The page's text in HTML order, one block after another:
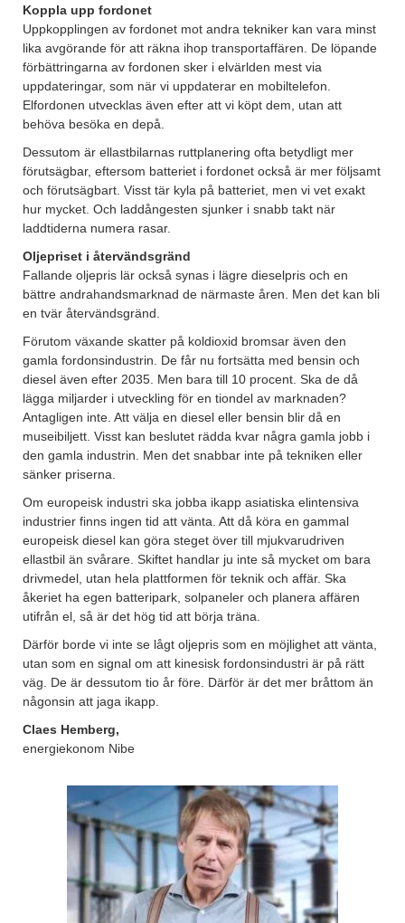
Koppla upp fordonet
Uppkopplingen av fordonet mot andra tekniker kan vara minst
lika avgörande för att räkna ihop transportaffären. De löpande
förbättringarna av fordonen sker i elvärlden mest via
uppdateringar, som när vi uppdaterar en mobiltelefon.
Elfordonen utvecklas även efter att vi köpt dem, utan att
behöva besöka en depå.
Dessutom är ellastbilarnas ruttplanering ofta betydligt mer
förutsägbar, eftersom batteriet i fordonet också är mer följsamt
och förutsägbart. Visst tär kyla på batteriet, men vi vet exakt
hur mycket. Och laddångesten sjunker i snabb takt när
laddtiderna numera rasar.
Oljepriset i återvändsgränd
Fallande oljepris lär också synas i lägre dieselpris och en
bättre andrahandsmarknad de närmaste åren. Men det kan bli
en tvär återvändsgränd.
Förutom växande skatter på koldioxid bromsar även den
gamla fordonsindustrin. De får nu fortsätta med bensin och
diesel även efter 2035. Men bara till 10 procent. Ska de då
lägga miljarder i utveckling för en tiondel av marknaden?
Antagligen inte. Att välja en diesel eller bensin blir då en
museibiljett. Visst kan beslutet rädda kvar några gamla jobb i
den gamla industrin. Men det snabbar inte på tekniken eller
sänker priserna.
Om europeisk industri ska jobba ikapp asiatiska elintensiva
industrier finns ingen tid att vänta. Att då köra en gammal
europeisk diesel kan göra steget över till mjukvarudriven
ellastbil än svårare. Skiftet handlar ju inte så mycket om bara
drivmedel, utan hela plattformen för teknik och affär. Ska
åkeriet ha egen batteripark, solpaneler och planera affären
utifrån el, så är det hög tid att börja träna.
Därför borde vi inte se lågt oljepris som en möjlighet att vänta,
utan som en signal om att kinesisk fordonsindustri är på rätt
väg. De är dessutom tio år före. Därför är det mer bråttom än
någonsin att jaga ikapp.
Claes Hemberg,
energiekonom Nibe